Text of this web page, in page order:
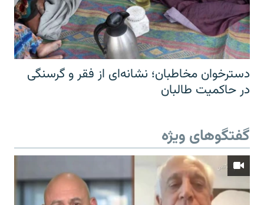
دسترخوان مخاطبان؛ نشانه‌ای از فقر و گرسنگی
در حاکمیت طالبان
گفتگوهای ویژه